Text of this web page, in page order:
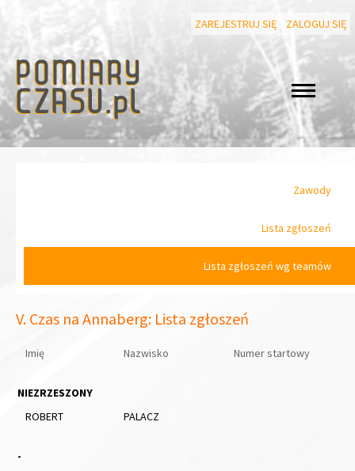
ZAREJESTRUJ SIĘ ZALOGUJ SIĘ
Zawody
Lista zgłoszeń
Lista zgłoszeń wg teamów
V. Czas na Annaberg: Lista zgłoszeń
Imię Nazwisko Numer startowy
NIEZRZESZONY
ROBERT
PALACZ
-